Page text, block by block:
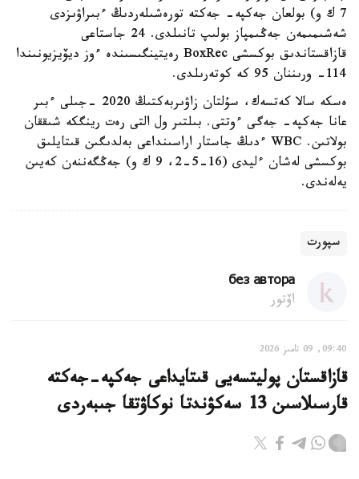
7 ك و) بولعان جەكپە- جەكتە تورەشىلەردىڭ ءبىراۋىزدى
شەشىمىمەن جەڭىمپاز بولىپ تانىلدى. 24 جاستاعى
قازاقستاندىق بوكسشى BoxRec رەيتينگىسىندە ءوز ديۆيزيونىندا
114- ورىننان 95 كە كوتەرىلدى.
ەسكە سالا كەتسەك، سۇلتان زاۋىربەكتىڭ 2020 -جىلى ءبىر
عانا جەكپە- جەگى ءوتتى. بىلتىر ول التى رەت رينگكە شىققان
بولاتىن. WBC ءدىڭ جاستار اراسىنداعى بەلدىگىن قىتايلىق
بوكسشى لەشان ءليدى (16-5-2، 9 ك و) جەڭگەننەن كەيىن
يەلەندى.
سپورت
без автора
اۆتور
09:40, 09 تامىز 2026
قازاقستان پوليتسەيى قىتايداعى جەكپە-جەكتە
قارسىلاسىن 13 سەكۋندتا نوكاۋتقا جىبەردى